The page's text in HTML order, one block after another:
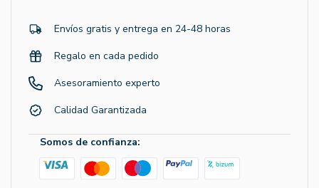
Envíos gratis y entrega en 24-48 horas
Regalo en cada pedido
Asesoramiento experto
Calidad Garantizada
Somos de confianza: